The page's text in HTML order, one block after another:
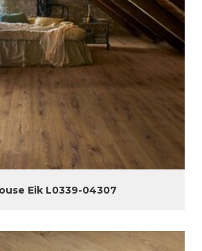
Eik L0339-04307